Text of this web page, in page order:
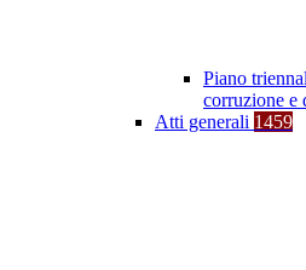
Piano
corruzione e
Atti generali 1459